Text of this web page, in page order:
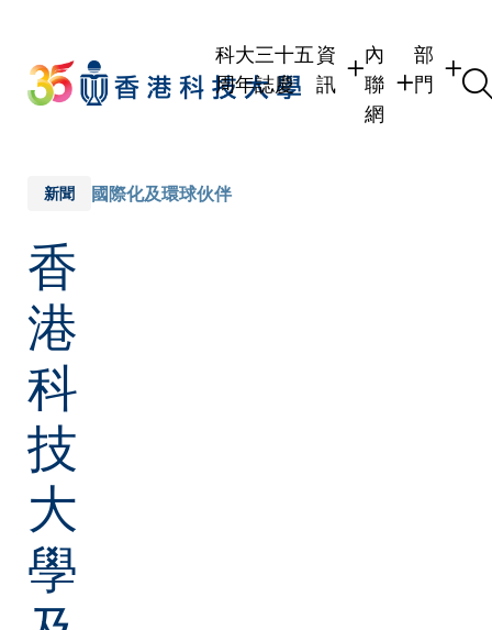
main
content
科大三十五
周年誌慶
資
訊
內
聯
網
部
門
新聞 國際化及環球伙伴
香
港
科
技
大
學